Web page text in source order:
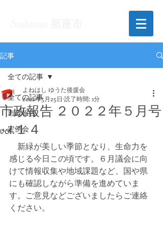
記事
全ての記事
市政報告
定例会
全ての記事
市政報告 ２０２２年５月号
vol.１４
よねはし ゆうた後援会
2022年5月25日 読了時間: 1分
新緑が美しい季節となり、生命力を
感じる今日この頃です。６月議会に向
けて情報収集や地域課題など、国や県
にも確認しながら準備を進めていま
す。ご意見などございましたらご連絡
ください。